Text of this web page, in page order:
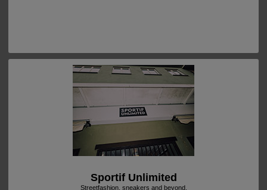
Sportif Unlimited
Streetfashion, sneakers and beyond.